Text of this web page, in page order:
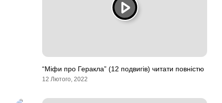
“Міфи про Геракла” (12 подвигів) читати повністю
12 Лютого, 2022